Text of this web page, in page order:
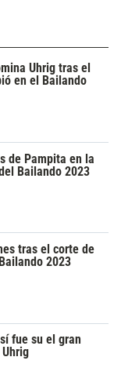
Uhrig tras el
en el Bailando
de Pampita en la
Bailando 2023
tras el corte de
2023
fue su el gran